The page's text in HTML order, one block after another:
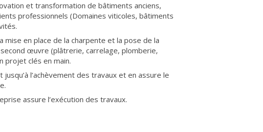
et transformation de bâtiments anciens,
professionnels (Domaines viticoles, bâtiments
en place de la charpente et la pose de la
œuvre (plâtrerie, carrelage, plomberie,
projet clés en main.
l’achèvement des travaux et en assure le
assure l’exécution des travaux.